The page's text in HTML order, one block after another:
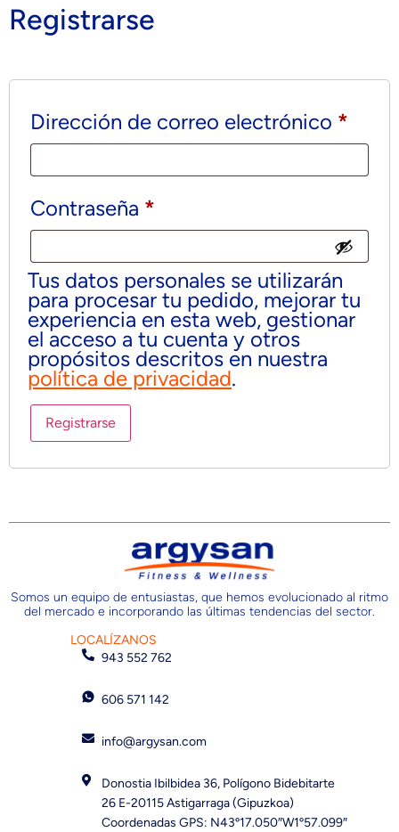
Registrarse
Dirección de correo electrónico *
Contraseña *
Tus datos personales se utilizarán
para procesar tu pedido, mejorar tu
experiencia en esta web, gestionar
el acceso a tu cuenta y otros
propósitos descritos en nuestra
política de privacidad.
Registrarse
Somos un equipo de entusiastas, que hemos evolucionado al ritmo
del mercado e incorporando las últimas tendencias del sector.
LOCALÍZANOS
943 552 762
606 571 142
info@argysan.com
Donostia Ibilbidea 36, Polígono Bidebitarte
26 E-20115 Astigarraga (Gipuzkoa)
Coordenadas GPS: N43º17.050″W1º57.099″